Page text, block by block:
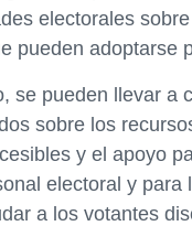
electorales
pueden adoptarse
se pueden llevar a
sobre los
y el apoyo
electoral y
a los votantes